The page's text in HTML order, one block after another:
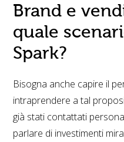
Brand e
quale
Spark?
Bisogna anche capire il
intraprendere a tal
già stati contattati
parlare di investimenti